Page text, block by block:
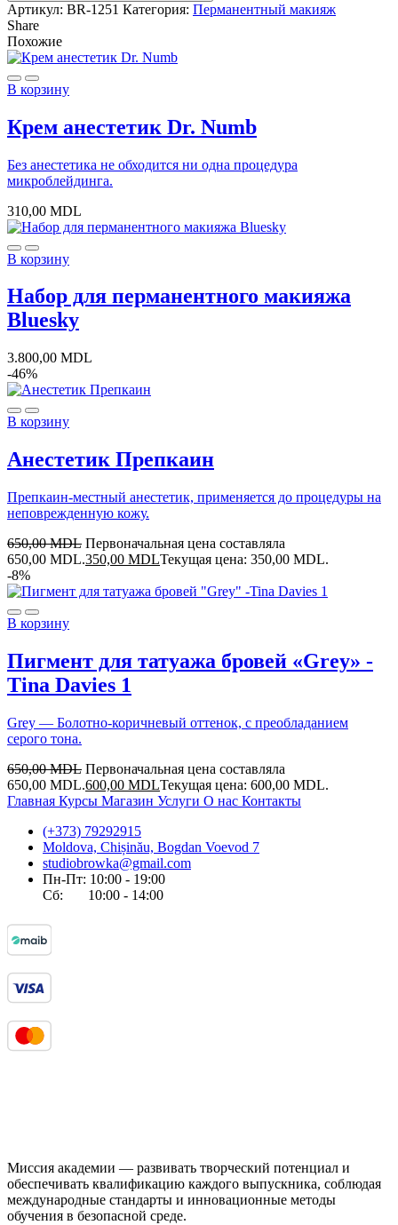
Артикул: BR-1251 Категория: Перманентный макияж
Share
Похожие
В корзину
Крем анестетик Dr. Numb
Без анестетика не обходится ни одна процедура
микроблейдинга.
310,00 MDL
В корзину
Набор для перманентного макияжа
Bluesky
3.800,00 MDL
-46%
В корзину
Анестетик Препкаин
Препкаин-местный анестетик, применяется до процедуры на
неповрежденную кожу.
650,00MDL Первоначальная цена составляла
650,00 MDL.350,00 MDLТекущая цена: 350,00 MDL.
-8%
В корзину
Пигмент для татуажа бровей «Grey» -
Tina Davies 1
Grey — Болотно-коричневый оттенок, с преобладанием
серого тона.
650,00MDL Первоначальная цена составляла
650,00 MDL.600,00 MDLТекущая цена: 600,00 MDL.
Главная Курсы Магазин Услуги О нас Контакты
(+373) 79292915
Moldova, Chișinău, Bogdan Voevod 7
studiobrowka@gmail.com
Пн-Пт: 10:00 - 19:00
Сб: 10:00 - 14:00
Миссия академии — развивать творческий потенциал и
обеспечивать квалификацию каждого выпускника, соблюдая
международные стандарты и инновационные методы
обучения в безопасной среде.